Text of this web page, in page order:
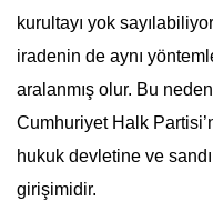
kurultayı yok
iradenin de aynı
aralanmış olur. Bu
Cumhuriyet Halk
hukuk devletine ve
girişimidir.